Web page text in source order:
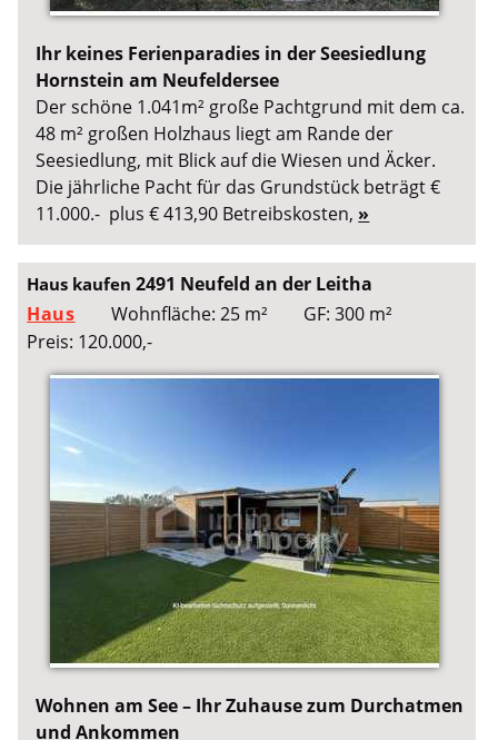
Ihr keines Ferienparadies in der Seesiedlung
Hornstein am Neufeldersee
Der schöne 1.041m² große Pachtgrund mit dem ca.
48 m² großen Holzhaus liegt am Rande der
Seesiedlung, mit Blick auf die Wiesen und Äcker.
Die jährliche Pacht für das Grundstück beträgt €
11.000.- plus € 413,90 Betreibskosten, »
Haus kaufen2491 Neufeld an der Leitha
Haus
Wohnfläche: 25 m²
GF: 300 m²
Preis: 120.000,-
Wohnen am See – Ihr Zuhause zum Durchatmen
und Ankommen